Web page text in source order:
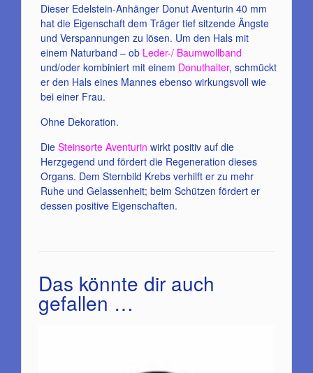
Dieser Edelstein-Anhänger Donut Aventurin 40 mm
hat die Eigenschaft dem Träger tief sitzende Ängste
und Verspannungen zu lösen. Um den Hals mit
einem Naturband – ob Leder-/ Baumwollband
und/oder kombiniert mit einem Donuthalter, schmückt
er den Hals eines Mannes ebenso wirkungsvoll wie
bei einer Frau.
Ohne Dekoration.
DieSteinsorte Aventurin wirkt positiv auf die
Herzgegend und fördert die Regeneration dieses
Organs. Dem Sternbild Krebs verhilft er zu mehr
Ruhe und Gelassenheit; beim Schützen fördert er
dessen positive Eigenschaften.
Das könnte dir auch
gefallen …